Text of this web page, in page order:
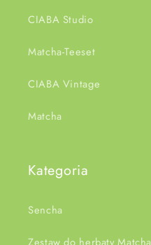
CIABA Studio
Matcha-Teeset
CIABA Vintage
Matcha
Kategoria
Sencha